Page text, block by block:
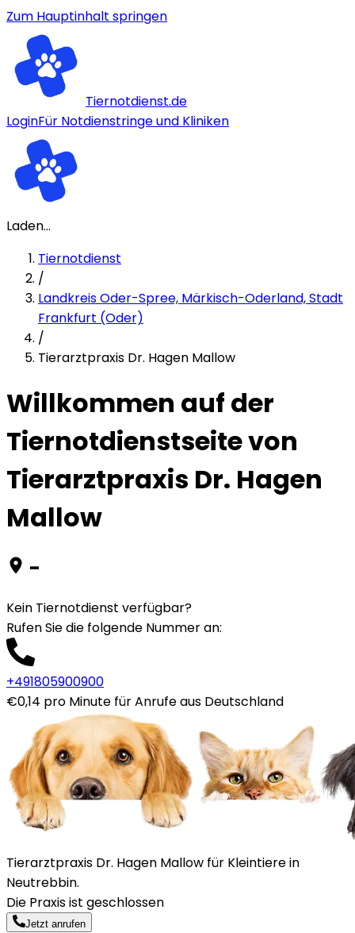
Zum Hauptinhalt springen
Tiernotdienst.de
LoginFür Notdienstringe und Kliniken
Laden...
Tiernotdienst
/
Landkreis Oder-Spree, Märkisch-Oderland, Stadt
Frankfurt (Oder)
/
Tierarztpraxis Dr. Hagen Mallow
Willkommen auf der
Tiernotdienstseite von
Tierarztpraxis Dr. Hagen
Mallow
-
Kein Tiernotdienst verfügbar?
Rufen Sie die folgende Nummer an:
+491805900900
€0,14 pro Minute für Anrufe aus Deutschland
Tierarztpraxis Dr. Hagen Mallow für Kleintiere in
Neutrebbin.
Die Praxis ist geschlossen
Jetzt anrufen